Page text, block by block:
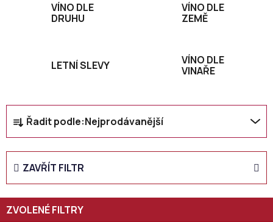
VÍNO DLE
DRUHU
VÍNO DLE
ZEMĚ
LETNÍ SLEVY
VÍNO DLE
VINAŘE
Ř
a
z
n
p
Řadit podle:Nejprodávanější
ZAVŘÍT FILTR